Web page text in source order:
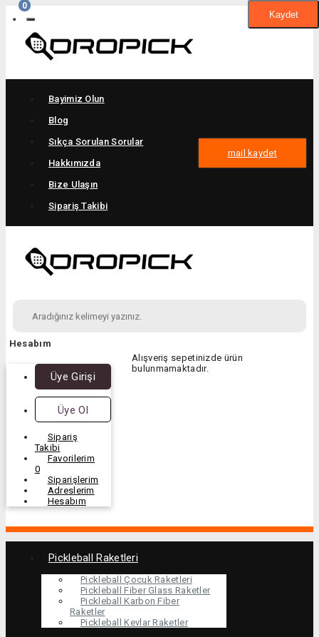
Bayimiz Olun
Blog
Sıkça Sorulan Sorular
Hakkımızda
Bize Ulaşın
Sipariş Takibi
mail kaydet
0
Alışveriş sepetinizde ürün
bulunmamaktadır.
Hesabım
Üye Girişi
Üye Ol
Sipariş
Takibi
Favorilerim
0
Siparişlerim
Adreslerim
Hesabım
Pickleball Raketleri
Pickleball Çocuk Raketleri
Pickleball Fiber Glass Raketler
Pickleball Karbon Fiber
Raketler
Pickleball Kevlar Raketler
Kaydet